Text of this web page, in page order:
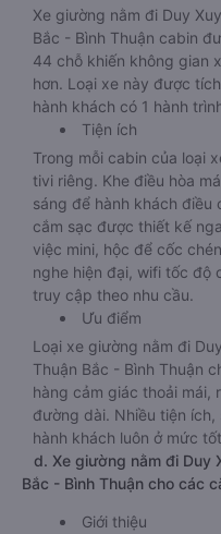
Xe giường nằm đi Duy
Bắc - Bình Thuận cabin
44 chỗ khiến không gian
hơn. Loại xe này được
hành khách có 1 hành
Tiện ích
Trong mỗi cabin của loại
tivi riêng. Khe điều hòa
sáng để hành khách điều
cắm sạc được thiết kế
việc mini, hộc để cốc
nghe hiện đại, wifi tốc độ
truy cập theo nhu cầu.
Ưu điểm
Loại xe giường nằm đi
Thuận Bắc - Bình Thuận
hàng cảm giác thoải mái,
đường dài. Nhiều tiện
hành khách luôn ở mức
d. Xe giường nằm đi Duy
Bắc - Bình Thuận cho các
Giới thiệu